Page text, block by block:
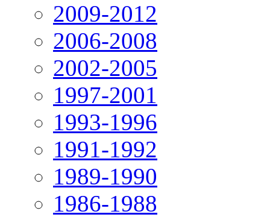
2009-2012
2006-2008
2002-2005
1997-2001
1993-1996
1991-1992
1989-1990
1986-1988